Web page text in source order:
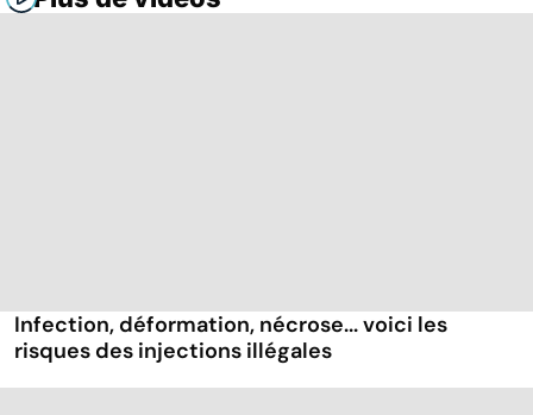
Infection, déformation, nécrose... voici les
risques des injections illégales